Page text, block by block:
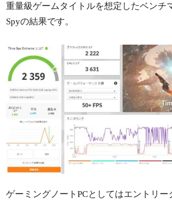
重量級ゲームタイトルを想定したベンチ
Spyの結果です。
ゲーミングノートPCとしてはエントリー